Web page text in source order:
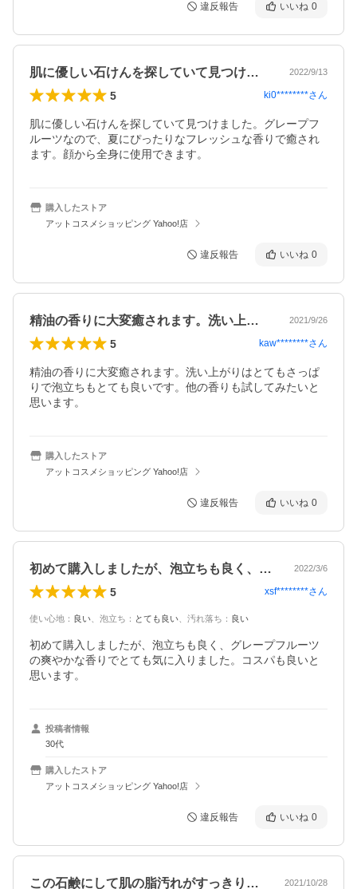
違反報告 いいね 0
肌に優しい石けんを探していて見つけまし… 2022/9/13
5 ki0********さん
肌に優しい石けんを探していて見つけました。グレープフ
ルーツなので、夏にぴったりなフレッシュな香りで癒され
ます。顔から全身に使用できます。
購入したストア
アットコスメショッピング Yahoo!店
違反報告 いいね 0
精油の香りに大変癒されます。洗い上がり… 2021/9/26
5 kaw********さん
精油の香りに大変癒されます。洗い上がりはとてもさっぱ
りで泡立ちもとても良いです。他の香りも試してみたいと
思います。
購入したストア
アットコスメショッピング Yahoo!店
違反報告 いいね 0
初めて購入しましたが、泡立ちも良く、グ… 2022/3/6
5 xsf********さん
使い心地 ： 良い 泡立ち ： とても良い 汚れ落ち ： 良い
初めて購入しましたが、泡立ちも良く、グレープフルーツ
の爽やかな香りでとても気に入りました。コスパも良いと
思います。
投稿者情報
30代
購入したストア
アットコスメショッピング Yahoo!店
違反報告 いいね 0
この石鹸にして肌の脂汚れがすっきりと落… 2021/10/28